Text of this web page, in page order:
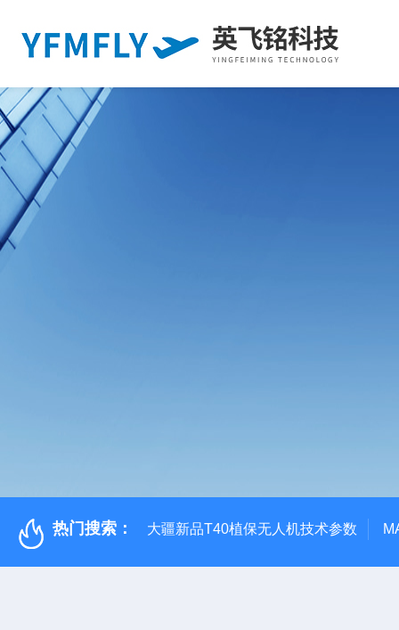
热门搜索： 大疆新品T40植保无人机技术参数